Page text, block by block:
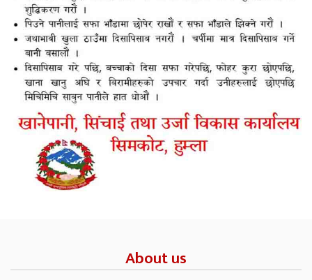
About us